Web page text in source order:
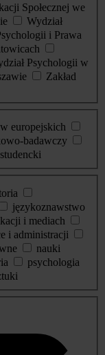
Społecznej we
Wydział
i Prawa
Psychologii w
Zakład
europejskich
badawczy
studencki
językoznawstwo
i mediach
i administracji
nauki
psychologia